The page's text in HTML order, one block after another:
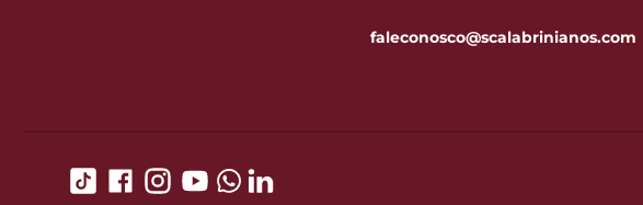
faleconosco@scalabrinianos.com